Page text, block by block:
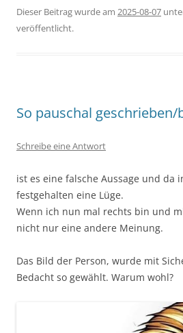
Dieser Beitrag wurde am 2025-08-07
veröffentlicht.
So pauschal
Schreibe eine Antwort
ist es eine falsche Aussage und da
festgehalten eine Lüge.
Wenn ich nun mal rechts bin und
nicht nur eine andere Meinung.
Das Bild der Person, wurde mit
Bedacht so gewählt. Warum wohl?